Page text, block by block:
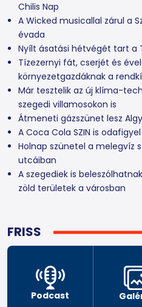
FRISS
Podcast
Chilis Nap
A Wicked musicallal zárul a
évada
Nyílt ásatási hétvégét tart a
Tízezernyi fát, cserjét és
környezetgazdáknak a
Már tesztelik az új klíma-
szegedi villamosokon is
Átmeneti gázszünet lesz
A Coca Cola SZIN is
Holnap szünetel a melegvíz
utcáiban
A szegediek is
zöld területek a városban